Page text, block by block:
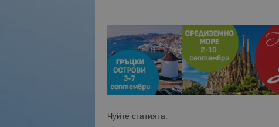
Чуйте статията: